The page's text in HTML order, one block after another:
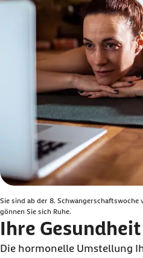
Sie sind ab der 8.
gönnen Sie sich Ruhe.
Ihre Gesundheit
Die hormonelle Umstellung